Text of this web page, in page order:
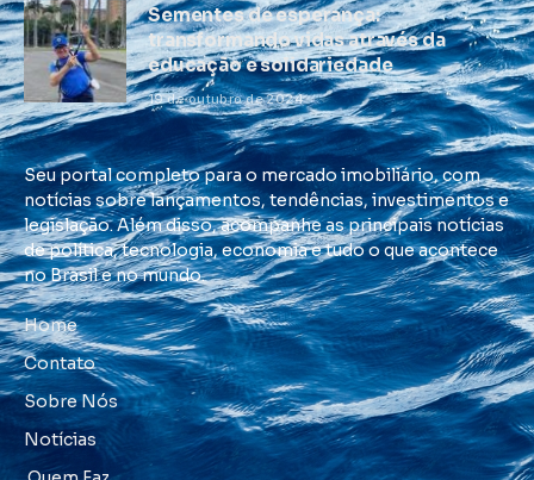
Sementes de esperança:
transformando vidas através da
educação e solidariedade
19 de outubro de 2024
Seu portal completo para o mercado imobiliário, com
notícias sobre lançamentos, tendências, investimentos e
legislação. Além disso, acompanhe as principais notícias
de política, tecnologia, economia e tudo o que acontece
no Brasil e no mundo.
Home
Contato
Sobre Nós
Notícias